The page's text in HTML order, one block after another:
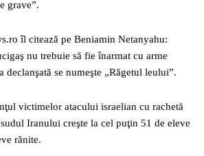
grave”.
îl citează pe Beniamin Netanyahu:
nu trebuie să fie înarmat cu arme
declanşată se numeşte „Răgetul leului”.
victimelor atacului israelian cu rachetă
Iranului creşte la cel puţin 51 de eleve
rănite.